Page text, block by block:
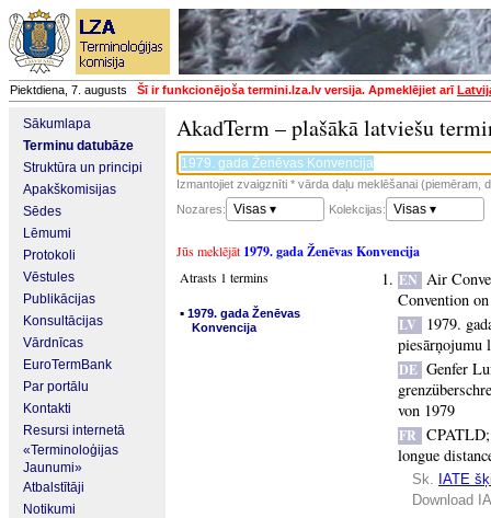
Piektdiena, 7. augusts Šī ir funkcionējoša termini.lza.lv versija. Apmeklējiet arī
Sākumlapa
Terminu datubāze
Struktūra un principi
Apakškomisijas
Sēdes
Lēmumi
Protokoli
Vēstules
Publikācijas
Konsultācijas
Vārdnīcas
EuroTermBank
Par portālu
Kontakti
Resursi internetā
«Terminoloģijas
Jaunumi»
Atbalstītāji
Notikumi
AkadTerm – plašākā latviešu
Izmantojiet zvaigznīti * vārda daļu meklēšanai (piemēram,
Nozares:
Visas ▾ Kolekcijas: Visas ▾
Jūs meklējāt 1979. gada Ženēvas Konvencija
Atrasts 1 termins
▪ 1979. gada Ženēvas
Konvencija
EN Air
Convention
LV
1979.
piesārņojumu
DE Genfer
von 1979
FR CPATLD
longue
Sk. IATE
Download